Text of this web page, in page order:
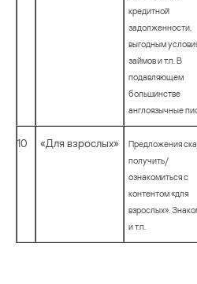
кредитной
задолженности,
выгодным
займов и т.п. В
подавляющем
большинстве
англоязычные
10 «Для взрослых»
Предложения
получить/
ознакомиться с
контентом «для
взрослых».
и т.п.